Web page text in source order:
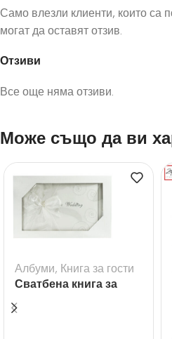
Отзиви
Все още няма отзиви.
Само влезли клиенти, които са
могат да оставят отзив.
Може също да ви
Албуми, Книга за гости
Сватбена книга за
Wedding